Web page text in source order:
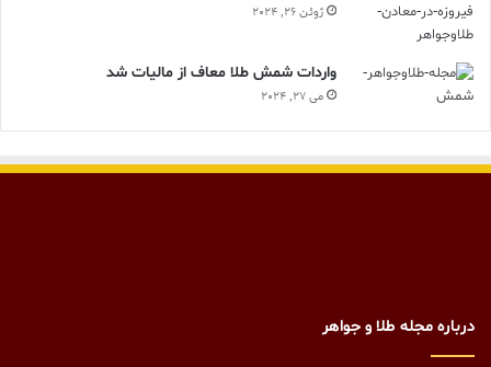
ژوئن 26, 2024
واردات شمش طلا معاف از مالیات شد
می 27, 2024
درباره مجله طلا و جواهر